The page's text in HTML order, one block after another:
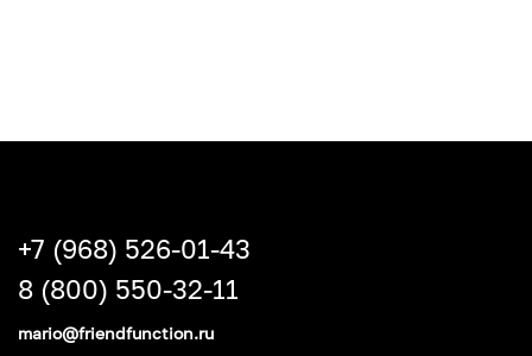
+7 (968) 526-01-43
8 (800) 550-32-11
mario@friendfunction.ru